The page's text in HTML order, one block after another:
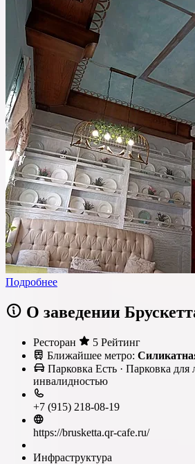
Подробнее
О заведении
Ресторан
5 Рейтинг
Ближайшее метро:
Парковка Есть · Парковка для
инвалидностью
+7 (915) 218-08-19
https://brusketta.qr-cafe.ru/
Инфраструктура